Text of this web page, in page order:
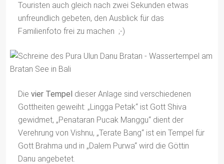
Touristen auch gleich nach zwei Sekunden etwas
unfreundlich gebeten, den Ausblick für das
Familienfoto frei zu machen ;-)
Die vier Tempel dieser Anlage sind verschiedenen
Gottheiten geweiht: „Lingga Petak“ ist Gott Shiva
gewidmet, „Penataran Pucak Manggu“ dient der
Verehrung von Vishnu, „Terate Bang“ ist ein Tempel für
Gott Brahma und in „Dalem Purwa“ wird die Göttin
Danu angebetet.